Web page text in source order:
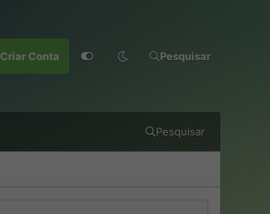
Criar Conta Pesquisar
Pesquisar